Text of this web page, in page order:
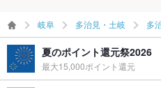
岐阜 多治見・土岐 多
夏のポイント還元祭2026
最大15,000ポイント還元